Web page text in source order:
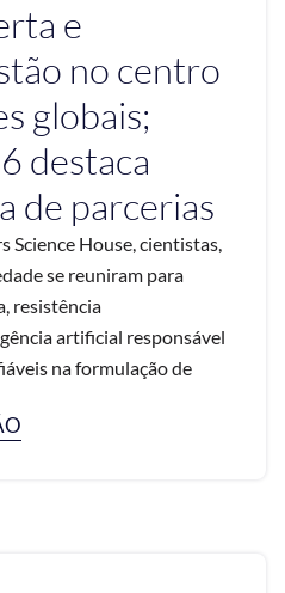
e
no centro
globais;
destaca
de parcerias
Science House, cientistas,
se reuniram para
resistência
artificial responsável
na formulação de